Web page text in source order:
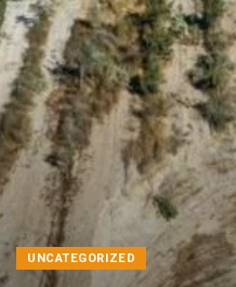
UNCATEGORIZED